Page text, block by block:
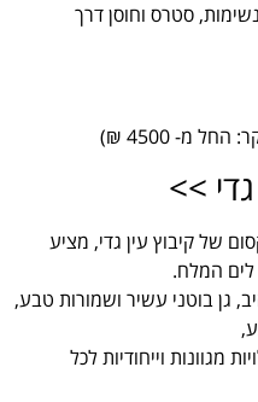
סטרס וחוסן דרך
מ- 4500 ₪)
>>
של קיבוץ עין גדי, מציע
לים המלח.
גן בוטני עשיר ושמורות טבע,
מגוונות וייחודיות לכל